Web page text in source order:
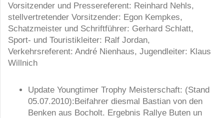
Vorsitzender und Pressereferent: Reinhard Nehls,
stellvertretender Vorsitzender: Egon Kempkes,
Schatzmeister und Schriftführer: Gerhard Schlatt,
Sport- und Touristikleiter: Ralf Jordan,
Verkehrsreferent: André Nienhaus, Jugendleiter: Klaus
Willnich
Update Youngtimer Trophy Meisterschaft: (Stand
05.07.2010):Beifahrer diesmal Bastian von den
Benken aus Bocholt. Ergebnis Rallye Buten un